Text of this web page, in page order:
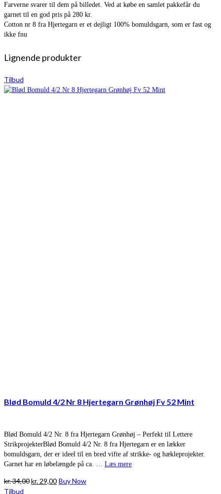
Farverne svarer til dem på billedet. Ved at købe en samlet pakkefår du
garnet til en god pris på 280 kr.
Cotton nr 8 fra Hjertegarn er et dejligt 100% bomuldsgarn, som er fast og
ikke fnu
Lignende produkter
Tilbud
Blød Bomuld 4/2 Nr 8 Hjertegarn Grønhøj Fv 52 Mint
Blød Bomuld 4/2 Nr. 8 fra Hjertegarn Grønhøj – Perfekt til Lettere
StrikprojekterBlød Bomuld 4/2 Nr. 8 fra Hjertegarn er en lækker
bomuldsgarn, der er ideel til en bred vifte af strikke- og hækleprojekter.
Garnet har en løbelængde på ca. … Læs mere
kr.34,00Den
kr.29,00Den
Buy Now
Tilbud